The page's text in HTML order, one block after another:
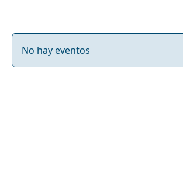
No hay eventos